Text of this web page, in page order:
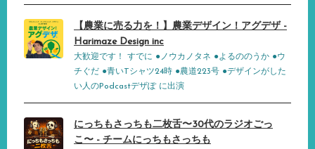
【農業に売る力を！】農業デザイン！アグデザ -
Harimaze Design inc
大歓迎です！ すでに ●ノウカノタネ ●よるののうか ●ウ
チぐだ ●青いTシャツ24時 ●農道223号 ●デザインがした
い人のPodcastデザぽ に出演
にっちもさっちも二枚舌〜30代のラジオごっ
こ〜 - チームにっちもさっちも